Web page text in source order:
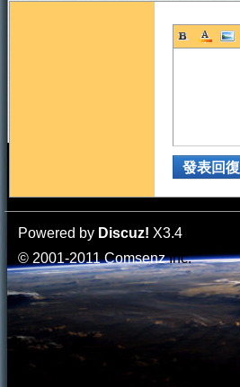
發表回復
Powered by Discuz! X3.4
© 2001-2011ComsenzInc.